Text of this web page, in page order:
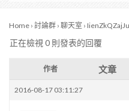
Home › 討論群 › 聊天室 ›
正在檢視 0 則發表的回覆
作者 文章
2016-08-17 03:11:27